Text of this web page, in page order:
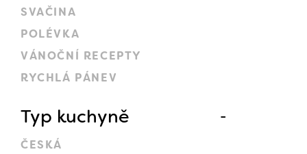
SVAČINA
POLÉVKA
VÁNOČNÍ RECEPTY
RYCHLÁ PÁNEV
Typ kuchyně
ČESKÁ